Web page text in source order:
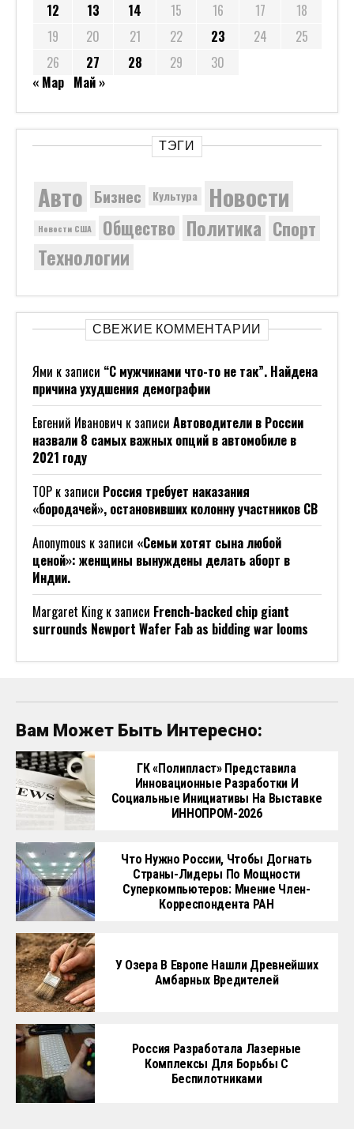
12
13 14 15 16 17
18
19
20 21 22 23 24
25
26
27 28 29
30
« Мар Май »
ТЭГИ
Авто Бизнес Культура Новости
Новости США Общество Политика Спорт
Технологии
СВЕЖИЕ КОММЕНТАРИИ
Ями к записи “С мужчинами что-то не так”. Найдена
причина ухудшения демографии
Евгений Иванович к записи Автоводители в России
назвали 8 самых важных опций в автомобиле в
2021 году
ТОР к записи Россия требует наказания
«бородачей», остановивших колонну участников СВ
Anonymous к записи «Семьи хотят сына любой
ценой»: женщины вынуждены делать аборт в
Индии.
Margaret Kingк записи French-backed chip giant
surrounds Newport Wafer Fab as bidding war looms
Вам Может Быть Интересно:
ГК «Полипласт» Представила
Инновационные Разработки И
Социальные Инициативы На Выставке
ИННОПРОМ-2026
Что Нужно России, Чтобы Догнать
Страны-Лидеры По Мощности
Суперкомпьютеров: Мнение Член-
Корреспондента РАН
У Озера В Европе Нашли Древнейших
Амбарных Вредителей
Россия Разработала Лазерные
Комплексы Для Борьбы С
Беспилотниками